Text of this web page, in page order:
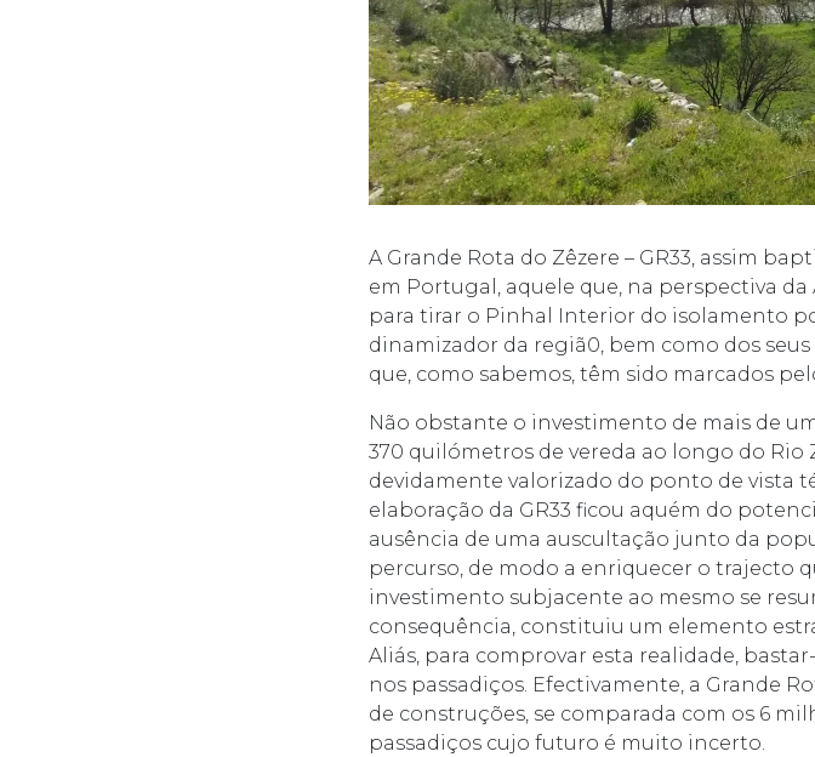
A Grande Rota do Zêzere – GR33, assim
em Portugal, aquele que, na perspectiva
para tirar o Pinhal Interior do isolamento
dinamizador da regiã0, bem como dos
que, como sabemos, têm sido marcados
Não obstante o investimento de mais de
370 quilómetros de vereda ao longo do Rio
devidamente valorizado do ponto de vista
elaboração da GR33 ficou aquém do
ausência de uma auscultação junto da
percurso, de modo a enriquecer o trajecto
investimento subjacente ao mesmo se
consequência, constituiu um elemento
Aliás, para comprovar esta realidade,
nos passadiços. Efectivamente, a Grande
de construções, se comparada com os 6
passadiços cujo futuro é muito incerto.